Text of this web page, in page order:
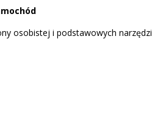
osobistej i podstawowych narzędzi